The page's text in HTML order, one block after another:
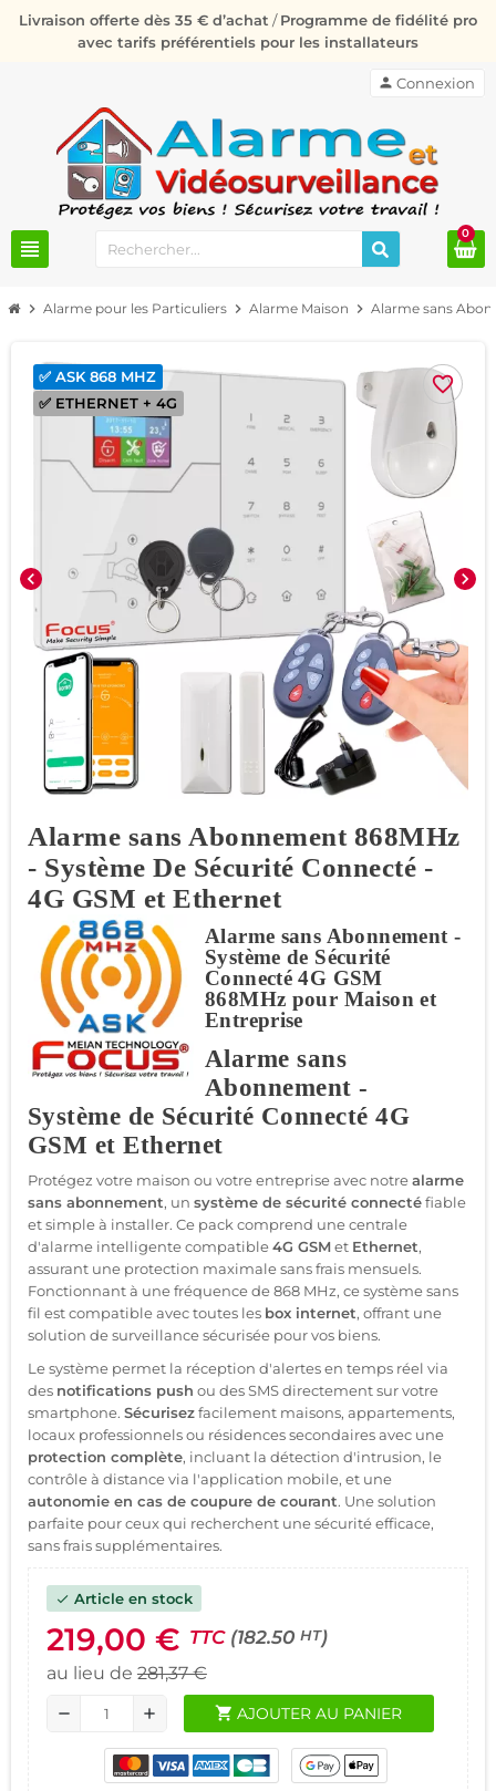
Livraison offerte dès 35 € d’achat /Programme de fidélité pro
avec tarifs préférentiels pour les installateurs
view_headline
person Connexion
0
chevron_right Alarme pour les Particuliers chevron_right Alarme Maison chevron_right Alarme sans
favorite_border
chevron_left chevron_right
✅ ETHERNET + 4G
✅ ASK 868 MHZ
Alarme sans Abonnement 868MHz
- Système De Sécurité Connecté -
4G GSM et Ethernet
Alarme sans Abonnement -
Système de Sécurité
Connecté 4G GSM
868MHz pour Maison et
Entreprise
Alarme sans
Abonnement -
Système de Sécurité Connecté 4G
GSM et Ethernet
Protégez votre maison ou votre entreprise avec notrealarme
sans abonnement, un système de sécurité connectéfiable
et simple à installer. Ce pack comprend une centrale
d'alarme intelligente compatible4G GSMet Ethernet,
assurant une protection maximale sans frais mensuels.
Fonctionnant à une fréquence de 868 MHz, ce système sans
fil est compatible avec toutes les box internet, offrant une
solution de surveillance sécurisée pour vos biens.
Le système permet la réception d'alertes en temps réel via
des notifications push ou des SMS directement sur votre
smartphone. Sécurisezfacilement maisons, appartements,
locaux professionnels ou résidences secondaires avec une
protection complète, incluant la détection d'intrusion, le
contrôle à distance via l'application mobile, et une
autonomie en cas de coupure de courant. Une solution
parfaite pour ceux qui recherchent une sécurité efficace,
sans frais supplémentaires.
check Article en stock
219,00 € TTC (182.50 HT)
au lieu de 281,37 €
remove add shopping_cart AJOUTER AU PANIER